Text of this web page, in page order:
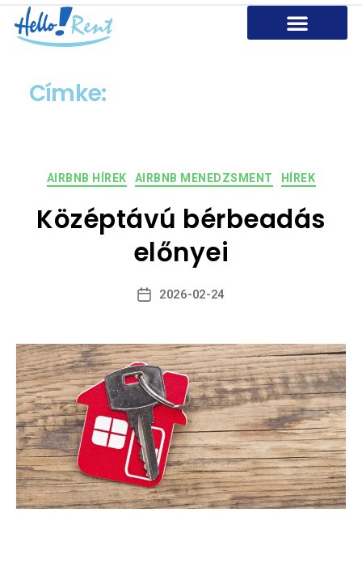
Címke:
AIRBNB HÍREK AIRBNB MENEDZSMENT HÍREK
Középtávú bérbeadás
előnyei
2026-02-24